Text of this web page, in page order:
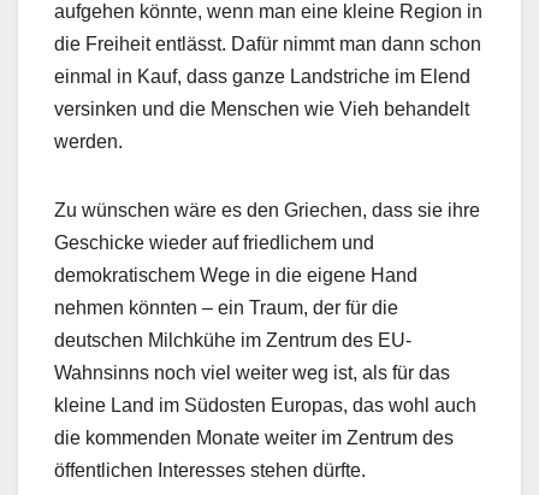
aufgehen könnte, wenn man eine kleine Region in
die Freiheit entlässt. Dafür nimmt man dann schon
einmal in Kauf, dass ganze Landstriche im Elend
versinken und die Menschen wie Vieh behandelt
werden.
Zu wünschen wäre es den Griechen, dass sie ihre
Geschicke wieder auf friedlichem und
demokratischem Wege in die eigene Hand
nehmen könnten – ein Traum, der für die
deutschen Milchkühe im Zentrum des EU-
Wahnsinns noch viel weiter weg ist, als für das
kleine Land im Südosten Europas, das wohl auch
die kommenden Monate weiter im Zentrum des
öffentlichen Interesses stehen dürfte.